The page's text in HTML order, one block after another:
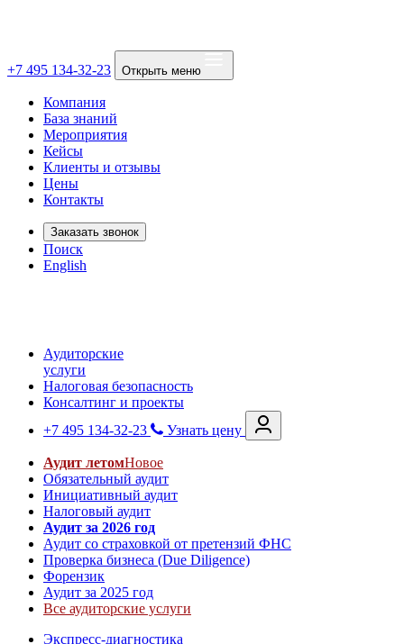
+7 495 134-32-23 Открыть меню
Компания
База знаний
Мероприятия
Кейсы
Клиенты и отзывы
Цены
Контакты
Заказать звонок
Поиск
English
Аудиторские
услуги
Налоговая безопасность
Консалтинг и проекты
+7 495 134-32-23
Узнать цену
Аудит летомНовое
Обязательный аудит
Инициативный аудит
Налоговый аудит
Аудит за 2026 год
Аудит со страховкой от претензий ФНС
Проверка бизнеса (Due Diligence)
Форензик
Аудит за 2025 год
Все аудиторские услуги
Экспресс-диагностика